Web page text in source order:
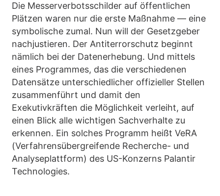
Die Messerverbotsschilder auf öffentlichen
Plätzen waren nur die erste Maßnahme — eine
symbolische zumal. Nun will der Gesetzgeber
nachjustieren. Der Antiterrorschutz beginnt
nämlich bei der Datenerhebung. Und mittels
eines Programmes, das die verschiedenen
Datensätze unterschiedlicher offizieller Stellen
zusammenführt und damit den
Exekutivkräften die Möglichkeit verleiht, auf
einen Blick alle wichtigen Sachverhalte zu
erkennen. Ein solches Programm heißt VeRA
(Verfahrensübergreifende Recherche- und
Analyseplattform) des US-Konzerns Palantir
Technologies.